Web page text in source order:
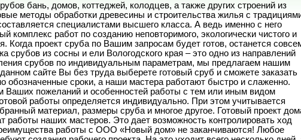
бань, домов, коттеджей, колодцев, а также других строений из
методы обработки древесины и строительства жилья с
специалистами высшего класса. А ведь именно с него
работ по созданию неповторимого, экологически чистого и
Когда проект сруба по Вашим запросам будет готов, останется
срубов из сосны и ели Вологодского края – это одно из направлений
срубов по индивидуальным параметрам, мы предлагаем нашим
сайте Вы без труда выберете готовый сруб и сможете заказать
обозначенные сроки, а наши мастера работают быстро и слаженно.
Ваших пожеланий и особенностей работы с тем или иным видом
работы определяется индивидуально. При этом учитывается
материал, размеры сруба и многое другое. Готовый проект
работы наших мастеров. Это дает возможность контролировать ход
работы с ООО «Новый дом» не заканчиваются! Любое